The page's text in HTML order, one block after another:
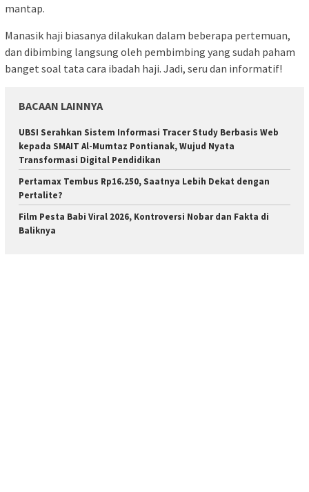
mantap.
Manasik haji biasanya dilakukan dalam beberapa pertemuan,
dan dibimbing langsung oleh pembimbing yang sudah paham
banget soal tata cara ibadah haji. Jadi, seru dan informatif!
BACAAN LAINNYA
UBSI Serahkan Sistem Informasi Tracer Study Berbasis Web
kepada SMAIT Al-Mumtaz Pontianak, Wujud Nyata
Transformasi Digital Pendidikan
Pertamax Tembus Rp16.250, Saatnya Lebih Dekat dengan
Pertalite?
Film Pesta Babi Viral 2026, Kontroversi Nobar dan Fakta di
Baliknya